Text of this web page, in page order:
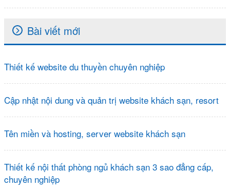
Bài viết mới
Thiết kế website du thuyền chuyên nghiệp
Cập nhật nội dung và quản trị website khách sạn, resort
Tên miền và hosting, server website khách sạn
Thiết kế nội thất phòng ngủ khách sạn 3 sao đẳng cấp,
chuyên nghiệp